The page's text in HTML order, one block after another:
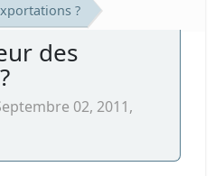
?
des
02, 2011,